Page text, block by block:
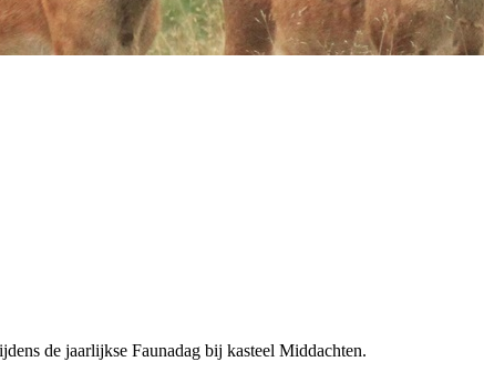
de jaarlijkse Faunadag bij kasteel Middachten.